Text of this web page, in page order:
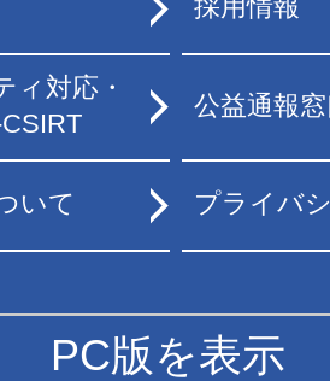
採用情報
ィ対応・
公益通報
いて プライバ
PC版を表示